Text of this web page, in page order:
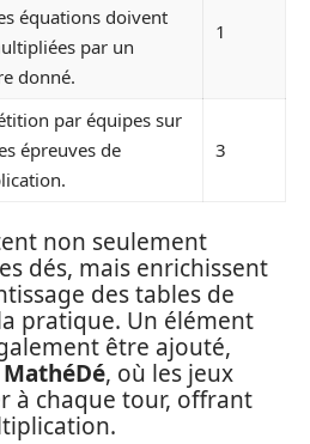
équations doivent
par un
donné.
1
par équipes sur
épreuves de
3
non seulement
dés, mais enrichissent
des tables de
pratique. Un élément
être ajouté,
, où les jeux
à chaque tour, offrant